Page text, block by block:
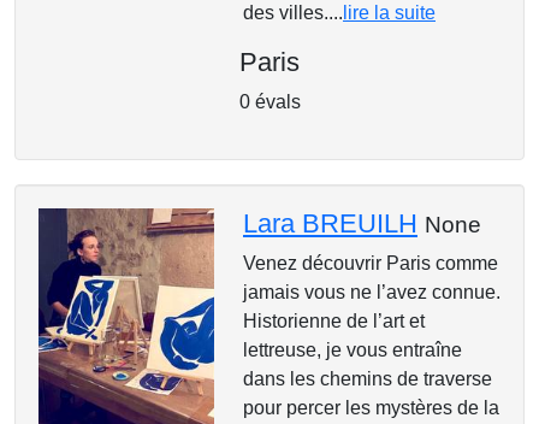
des villes.... lire la suite
Paris
0 évals
Lara BREUILH None
Venez découvrir Paris comme
jamais vous ne l’avez connue.
Historienne de l’art et
lettreuse, je vous entraîne
dans les chemins de traverse
pour percer les mystères de la